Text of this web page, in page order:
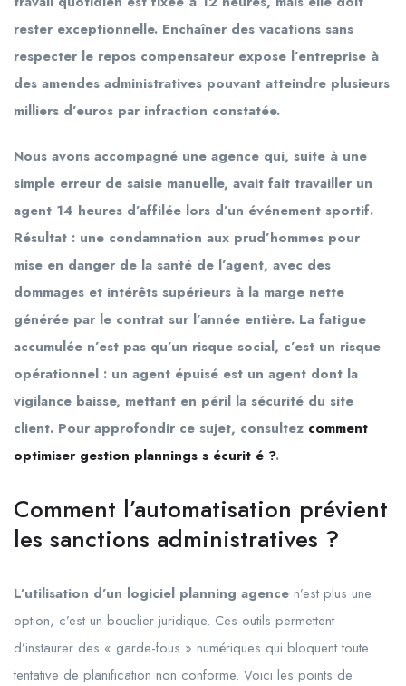
rester exceptionnelle. Enchaîner des vacations sans
respecter le repos compensateur expose l’entreprise à
des amendes administratives pouvant atteindre plusieurs
milliers d’euros par infraction constatée.
Nous avons accompagné une agence qui, suite à une
simple erreur de saisie manuelle, avait fait travailler un
agent 14 heures d’affilée lors d’un événement sportif.
Résultat : une condamnation aux prud’hommes pour
mise en danger de la santé de l’agent, avec des
dommages et intérêts supérieurs à la marge nette
générée par le contrat sur l’année entière. La fatigue
accumulée n’est pas qu’un risque social, c’est un risque
opérationnel : un agent épuisé est un agent dont la
vigilance baisse, mettant en péril la sécurité du site
client. Pour approfondir ce sujet, consultez comment
optimiser gestion plannings s écurit é ?.
Comment l’automatisation prévient
les sanctions administratives ?
L’utilisation d’un logiciel planning agence n’est plus une
option, c’est un bouclier juridique. Ces outils permettent
d’instaurer des « garde-fous » numériques qui bloquent toute
tentative de planification non conforme. Voici les points de